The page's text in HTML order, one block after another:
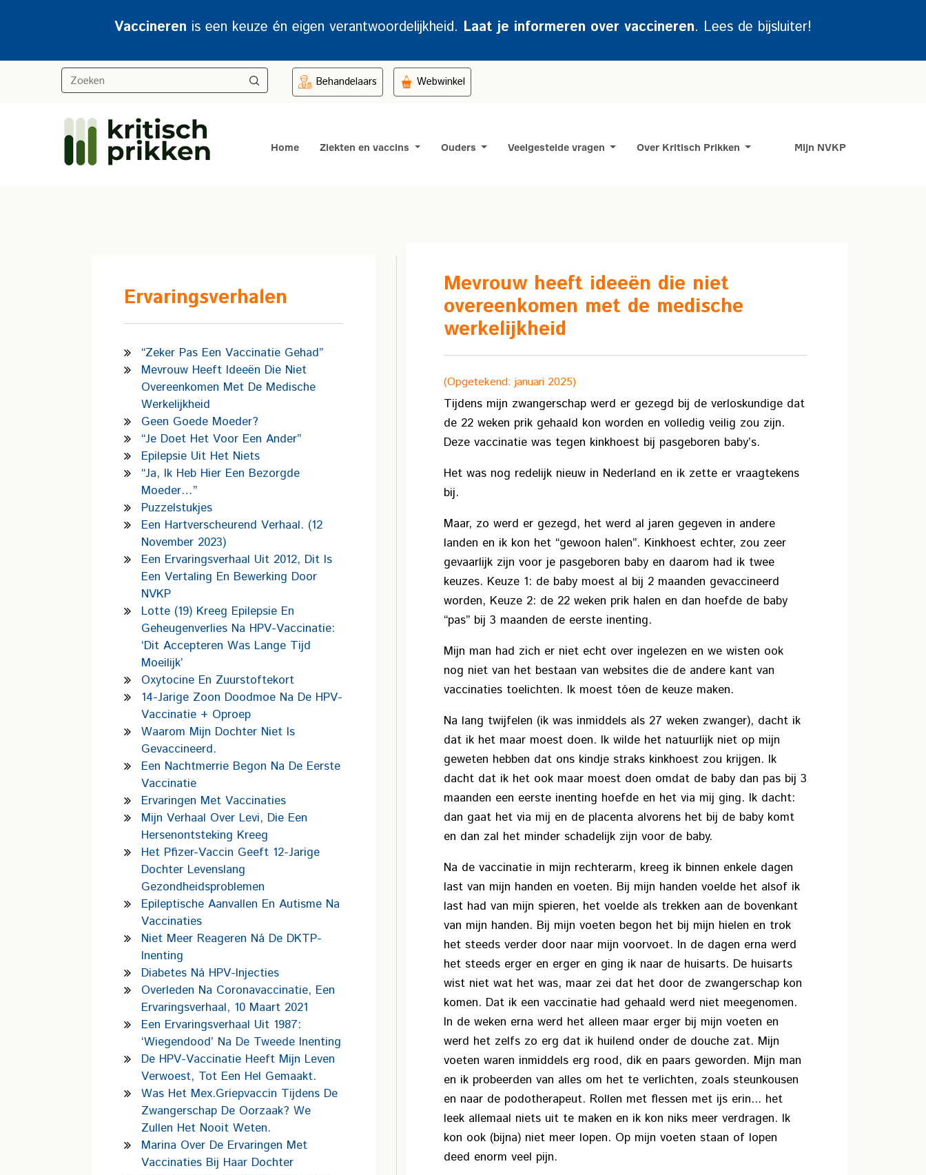
Vaccineren is een keuze én eigen verantwoordelijkheid. Laat je informeren over vaccineren. Lees de bijsluiter!
Behandelaars Webwinkel
Home Ziekten en vaccins Ouders Veelgestelde vragen Over Kritisch Prikken Mijn NVKP
Ervaringsverhalen
“Zeker Pas Een Vaccinatie Gehad”
Mevrouw Heeft Ideeën Die Niet
Overeenkomen Met De Medische
Werkelijkheid
Geen Goede Moeder?
“Je Doet Het Voor Een Ander”
Epilepsie Uit Het Niets
“Ja, Ik Heb Hier Een Bezorgde
Moeder…”
Puzzelstukjes
Een Hartverscheurend Verhaal. (12
November 2023)
Een Ervaringsverhaal Uit 2012, Dit Is
Een Vertaling En Bewerking Door
NVKP
Lotte (19) Kreeg Epilepsie En
Geheugenverlies Na HPV-Vaccinatie:
‘Dit Accepteren Was Lange Tijd
Moeilijk’
Oxytocine En Zuurstoftekort
14-Jarige Zoon Doodmoe Na De HPV-
Vaccinatie + Oproep
Waarom Mijn Dochter Niet Is
Gevaccineerd.
Een Nachtmerrie Begon Na De Eerste
Vaccinatie
Ervaringen Met Vaccinaties
Mijn Verhaal Over Levi, Die Een
Hersenontsteking Kreeg
Het Pfizer-Vaccin Geeft 12-Jarige
Dochter Levenslang
Gezondheidsproblemen
Epileptische Aanvallen En Autisme Na
Vaccinaties
Niet Meer Reageren Ná De DKTP-
Inenting
Diabetes Ná HPV-Injecties
Overleden Na Coronavaccinatie, Een
Ervaringsverhaal, 10 Maart 2021
Een Ervaringsverhaal Uit 1987:
‘wiegendood’ Na De Tweede Inenting
De HPV-Vaccinatie Heeft Mijn Leven
Verwoest, Tot Een Hel Gemaakt.
Was Het Mex.griepvaccin Tijdens De
Zwangerschap De Oorzaak? We
Zullen Het Nooit Weten.
Marina Over De Ervaringen Met
Vaccinaties Bij Haar Dochter
Mevrouw heeft ideeën die niet
overeenkomen met de medische
werkelijkheid
(Opgetekend: januari 2025)
Tijdens mijn zwangerschap werd er gezegd bij de verloskundige dat
de 22 weken prik gehaald kon worden en volledig veilig zou zijn.
Deze vaccinatie was tegen kinkhoest bij pasgeboren baby’s.
Het was nog redelijk nieuw in Nederland en ik zette er vraagtekens
bij.
Maar, zo werd er gezegd, het werd al jaren gegeven in andere
landen en ik kon het “gewoon halen”. Kinkhoest echter, zou zeer
gevaarlijk zijn voor je pasgeboren baby en daarom had ik twee
keuzes. Keuze 1: de baby moest al bij 2 maanden gevaccineerd
worden, Keuze 2: de 22 weken prik halen en dan hoefde de baby
“pas” bij 3 maanden de eerste inenting.
Mijn man had zich er niet echt over ingelezen en we wisten ook
nog niet van het bestaan van websites die de andere kant van
vaccinaties toelichten. Ik moest tóen de keuze maken.
Na lang twijfelen (ik was inmiddels als 27 weken zwanger), dacht ik
dat ik het maar moest doen. Ik wilde het natuurlijk niet op mijn
geweten hebben dat ons kindje straks kinkhoest zou krijgen. Ik
dacht dat ik het ook maar moest doen omdat de baby dan pas bij 3
maanden een eerste inenting hoefde en het via mij ging. Ik dacht:
dan gaat het via mij en de placenta alvorens het bij de baby komt
en dan zal het minder schadelijk zijn voor de baby.
Na de vaccinatie in mijn rechterarm, kreeg ik binnen enkele dagen
last van mijn handen en voeten. Bij mijn handen voelde het alsof ik
last had van mijn spieren, het voelde als trekken aan de bovenkant
van mijn handen. Bij mijn voeten begon het bij mijn hielen en trok
het steeds verder door naar mijn voorvoet. In de dagen erna werd
het steeds erger en erger en ging ik naar de huisarts. De huisarts
wist niet wat het was, maar zei dat het door de zwangerschap kon
komen. Dat ik een vaccinatie had gehaald werd niet meegenomen.
In de weken erna werd het alleen maar erger bij mijn voeten en
werd het zelfs zo erg dat ik huilend onder de douche zat. Mijn
voeten waren inmiddels erg rood, dik en paars geworden. Mijn man
en ik probeerden van alles om het te verlichten, zoals steunkousen
en naar de podotherapeut. Rollen met flessen met ijs erin... het
leek allemaal niets uit te maken en ik kon niks meer verdragen. Ik
kon ook (bijna) niet meer lopen. Op mijn voeten staan of lopen
deed enorm veel pijn.